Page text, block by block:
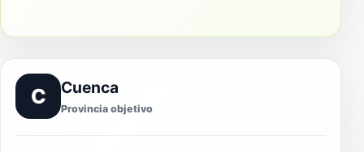
C Cuenca
Provincia objetivo